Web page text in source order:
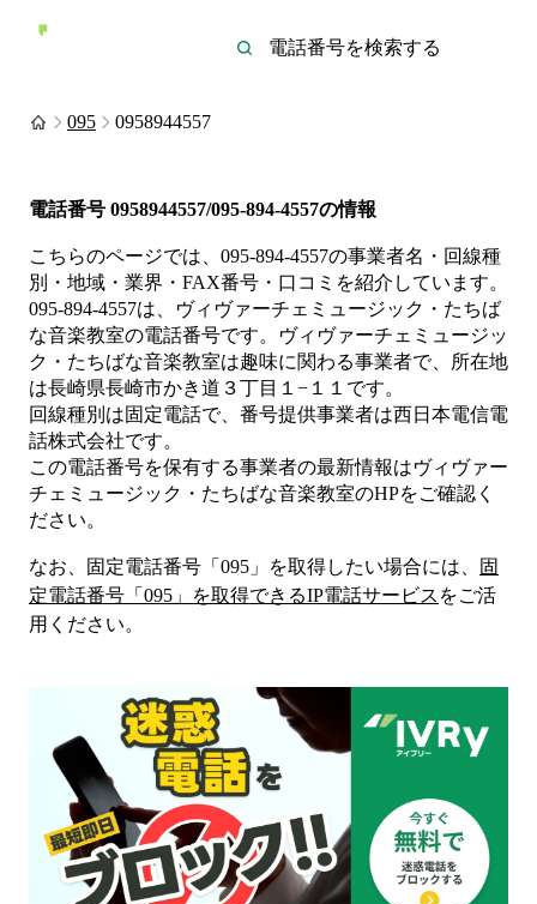
095 0958944557
電話番号 0958944557/095-894-4557の情報
こちらのページでは、 095-894-4557の事業者名・回線種
別・地域・業界・FAX番号・口コミを紹介しています。
095-894-4557は、
ヴィヴァーチェミュージック・たちば
な音楽教室の電話番号です。
ヴィヴァーチェミュージッ
ク・たちばな音楽教室は趣味に関わる事業者で、所在地
は長崎県長崎市かき道３丁目１−１１ です。
回線種別は固定電話で、番号提供事業者は西日本電信電
話株式会社です。
この電話番号を保有する事業者の最新情報はヴィヴァー
チェミュージック・たちばな音楽教室のHPをご確認く
ださい。
なお、固定電話番号「 095 」を取得したい場合には、
固
定電話番号「 095 」を取得できるIP電話サービス をご活
用ください。